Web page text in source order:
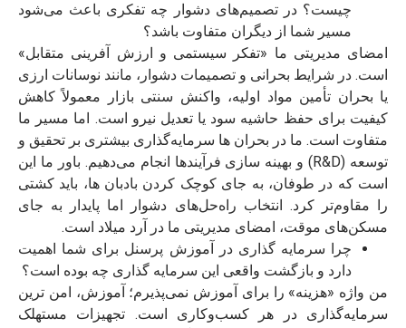
چیست؟ در تصمیم‌های دشوار چه تفکری باعث می‌شود
مسیر شما از دیگران متفاوت باشد؟
امضای مدیریتی ما «تفکر سیستمی و ارزش‌ آفرینی متقابل»
است. در شرایط بحرانی و تصمیمات دشوار، مانند نوسانات ارزی
یا بحران تأمین مواد اولیه، واکنش سنتی بازار معمولاً کاهش
کیفیت برای حفظ حاشیه سود یا تعدیل نیرو است. اما مسیر ما
متفاوت است. ما در بحران‌ ها سرمایه‌گذاری بیشتری بر تحقیق و
توسعه (R&D) و بهینه‌ سازی فرآیندها انجام می‌دهیم. باور ما این
است که در طوفان، به جای کوچک کردن بادبان‌ ها، باید کشتی
را مقاوم‌تر کرد. انتخاب راه‌حل‌های دشوار اما پایدار به جای
مسکن‌های موقت، امضای مدیریتی ما در آرد میلاد است.
چرا سرمایه‌ گذاری در آموزش پرسنل برای شما اهمیت
دارد و بازگشت واقعی این سرمایه‌ گذاری چه بوده است؟
من واژه «هزینه» را برای آموزش نمی‌پذیرم؛ آموزش، امن‌ ترین
سرمایه‌گذاری در هر کسب‌وکاری است. تجهیزات مستهلک